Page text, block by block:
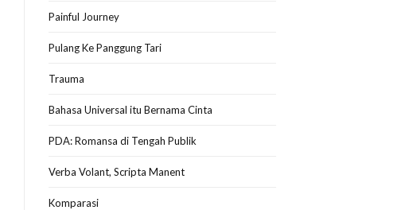
Painful Journey
Pulang Ke Panggung Tari
Trauma
Bahasa Universal itu Bernama Cinta
PDA: Romansa di Tengah Publik
Verba Volant, Scripta Manent
Komparasi